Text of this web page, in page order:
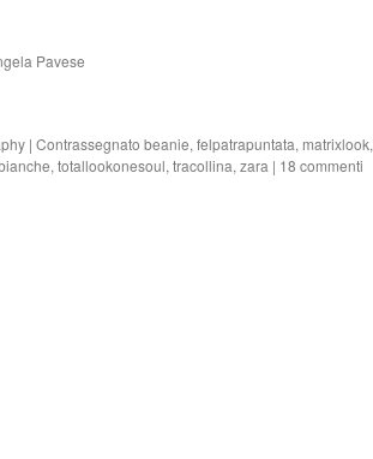
Pavese
| Contrassegnato beanie, felpatrapuntata, matrixlook,
, totallookonesoul, tracollina, zara | 18 commenti